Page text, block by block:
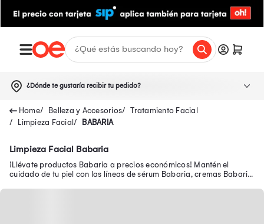
¿Dónde te gustaría recibir tu pedido?
Belleza y Accesorios
Tratamiento Facial
Limpieza Facial
BABARIA
Limpieza Facial Babaria
¡Llévate productos Babaria a precios económicos! Mantén el
cuidado de tu piel con las líneas de sérum Babaria, cremas Babaria,